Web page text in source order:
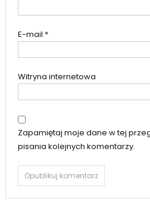
E-mail *
Witryna internetowa
Zapamiętaj moje dane w tej
pisania kolejnych komentarzy.